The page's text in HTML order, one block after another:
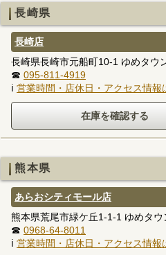
長崎県
長崎店
長崎県長崎市元船町10-1 ゆめタウ
☎ 095-811-4919
ℹ 営業時間・店休日・アクセス情報
熊本県
あらおシティモール店
熊本県荒尾市緑ケ丘1-1-1 ゆめタ
☎ 0968-64-8011
ℹ 営業時間・店休日・アクセス情報